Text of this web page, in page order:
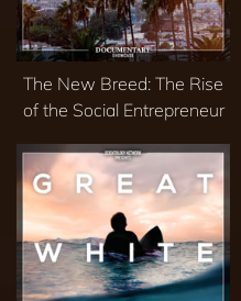
The New Breed: The Rise
of the Social Entrepreneur